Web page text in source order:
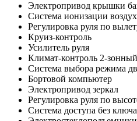
Электропривод крышки
Система ионизации
Регулировка руля по
Круиз-контроль
Усилитель руля
Климат-контроль 2-зонный
Система выбора режима
Бортовой компьютер
Электропривод зеркал
Регулировка руля по
Система доступа без ключа